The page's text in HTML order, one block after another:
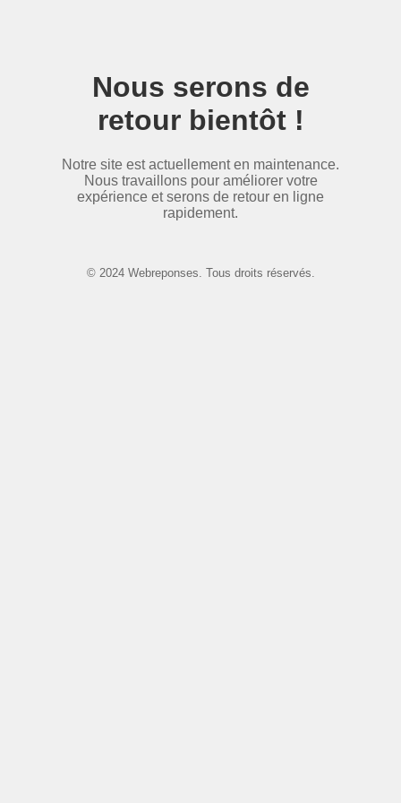
Nous serons de
retour bientôt !
Notre site est actuellement en maintenance.
Nous travaillons pour améliorer votre
expérience et serons de retour en ligne
rapidement.
© 2024 Webreponses. Tous droits réservés.